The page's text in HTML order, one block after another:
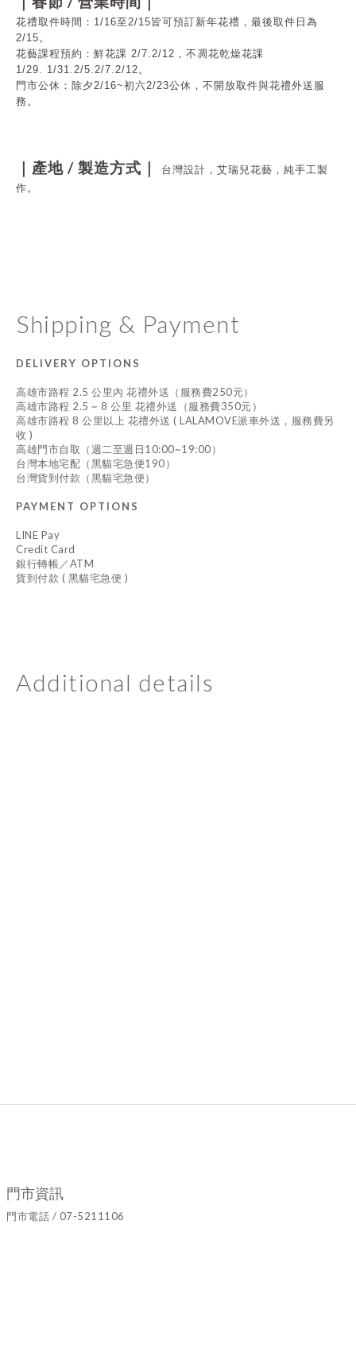
花禮取件時間：1/16至2/15皆可預訂新年花禮，最後取件日為
2/15。
花藝課程預約：鮮花課 2/7.2/12，不凋花乾燥花課
1/29. 1/31.2/5.2/7.2/12。
門市公休： 除夕2/16~初六2/23公休，不 開放取件與花禮外送服
務。
｜產地 / 製造方式｜
台灣設計，艾瑞兒花藝，純手工製
作。
Shipping & Payment
DELIVERY OPTIONS
高雄市路程 2.5 公里內 花禮外送（服務費250元）
高雄市路程 2.5 ~ 8 公里 花禮外送（服務費350元）
高雄市路程 8 公里以上 花禮外送 ( LALAMOVE派車外送，服務費另
收 )
高雄門市自取（週二至週日10:00~19:00）
台灣本地宅配（黑貓宅急便190）
台灣貨到付款（黑貓宅急便）
PAYMENT OPTIONS
LINE Pay
Credit Card
銀行轉帳／ATM
貨到付款 ( 黑貓宅急便 )
Additional details
門市資訊
門市電話 / 07-5211106